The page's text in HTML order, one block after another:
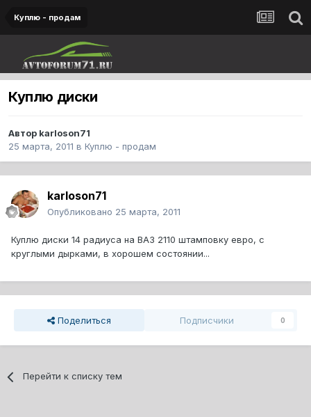
Куплю - продам
Куплю диски
Автор karloson71
25 марта, 2011 в Куплю - продам
karloson71
Опубликовано 25 марта, 2011
Куплю диски 14 радиуса на ВАЗ 2110 штамповку евро, с
круглыми дырками, в хорошем состоянии...
Поделиться Подписчики 0
Перейти к списку тем